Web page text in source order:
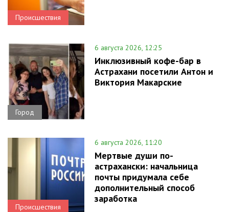
Происшествия
Город
6 августа 2026, 12:25
Инклюзивный кофе-бар в
Астрахани посетили Антон и
Виктория Макарские
Происшествия
6 августа 2026, 11:20
Мертвые души по-
астрахански: начальница
почты придумала себе
дополнительный способ
заработка